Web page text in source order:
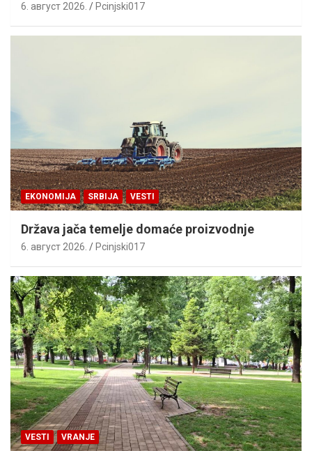
6. август 2026. Pcinjski017
EKONOMIJA SRBIJA VESTI
Država jača temelje domaće proizvodnje
6. август 2026. Pcinjski017
VESTI VRANJE